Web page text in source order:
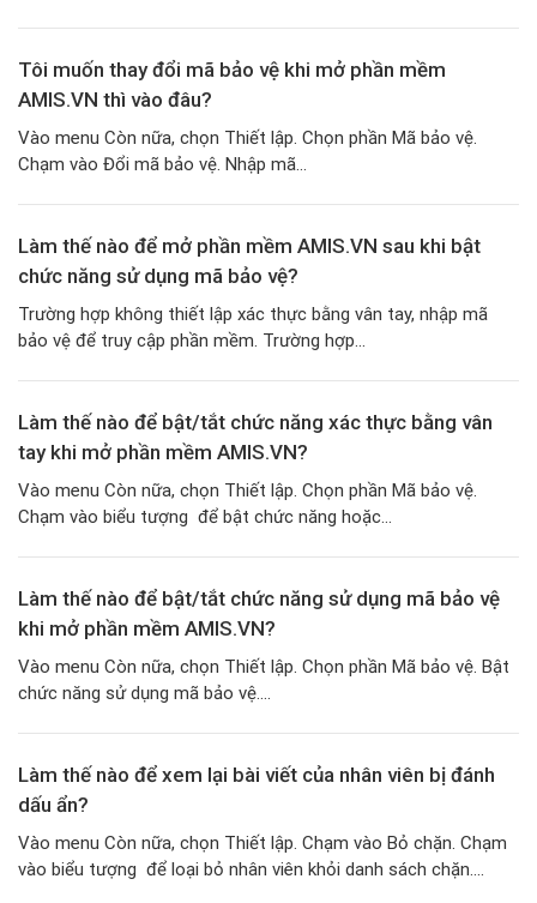
Tôi muốn thay đổi mã bảo vệ khi mở phần mềm
AMIS.VN thì vào đâu?
Vào menu Còn nữa, chọn Thiết lập. Chọn phần Mã bảo vệ.
Chạm vào Đổi mã bảo vệ. Nhập mã...
Làm thế nào để mở phần mềm AMIS.VN sau khi bật
chức năng sử dụng mã bảo vệ?
Trường hợp không thiết lập xác thực bằng vân tay, nhập mã
bảo vệ để truy cập phần mềm. Trường hợp...
Làm thế nào để bật/tắt chức năng xác thực bằng vân
tay khi mở phần mềm AMIS.VN?
Vào menu Còn nữa, chọn Thiết lập. Chọn phần Mã bảo vệ.
Chạm vào biểu tượng để bật chức năng hoặc...
Làm thế nào để bật/tắt chức năng sử dụng mã bảo vệ
khi mở phần mềm AMIS.VN?
Vào menu Còn nữa, chọn Thiết lập. Chọn phần Mã bảo vệ. Bật
chức năng sử dụng mã bảo vệ....
Làm thế nào để xem lại bài viết của nhân viên bị đánh
dấu ẩn?
Vào menu Còn nữa, chọn Thiết lập. Chạm vào Bỏ chặn. Chạm
vào biểu tượng để loại bỏ nhân viên khỏi danh sách chặn....